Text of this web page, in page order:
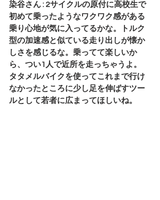
染谷さん : 2サイクルの原付に高校生で
初めて乗ったようなワクワク感がある
乗り心地が気に入ってるかな。トルク
型の加速感と似ている走り出しが懐か
しさを感じるな。乗ってて楽しいか
ら、つい1人で近所を走っちゃうよ。
タタメルバイクを使ってこれまで行け
なかったところに少し足を伸ばすツー
ルとして若者に広まってほしいね。